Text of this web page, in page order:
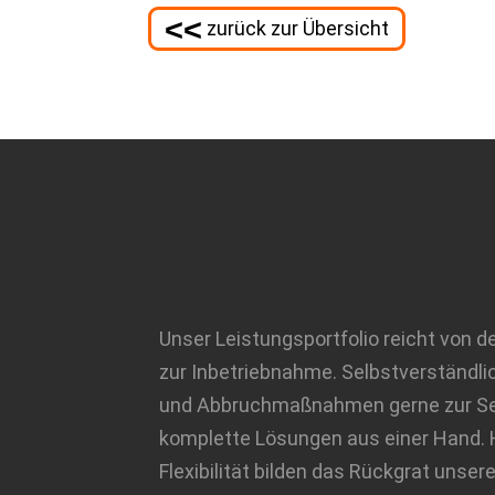
<< zurück zur Übersicht
Unser Leistungsportfolio reicht von
zur Inbetriebnahme.
und Abbruchmaßnahmen gerne zur
komplette Lösungen aus einer Hand.
Flexibilität bilden das Rückgrat